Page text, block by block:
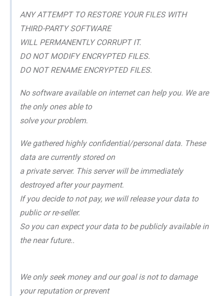
ANY ATTEMPT TO RESTORE YOUR FILES WITH
THIRD-PARTY SOFTWARE
WILL PERMANENTLY CORRUPT IT.
DO NOT MODIFY ENCRYPTED FILES.
DO NOT RENAME ENCRYPTED FILES.
No software available on internet can help you. We are
the only ones able to
solve your problem.
We gathered highly confidential/personal data. These
data are currently stored on
a private server. This server will be immediately
destroyed after your payment.
If you decide to not pay, we will release your data to
public or re-seller.
So you can expect your data to be publicly available in
the near future..
We only seek money and our goal is not to damage
your reputation or prevent